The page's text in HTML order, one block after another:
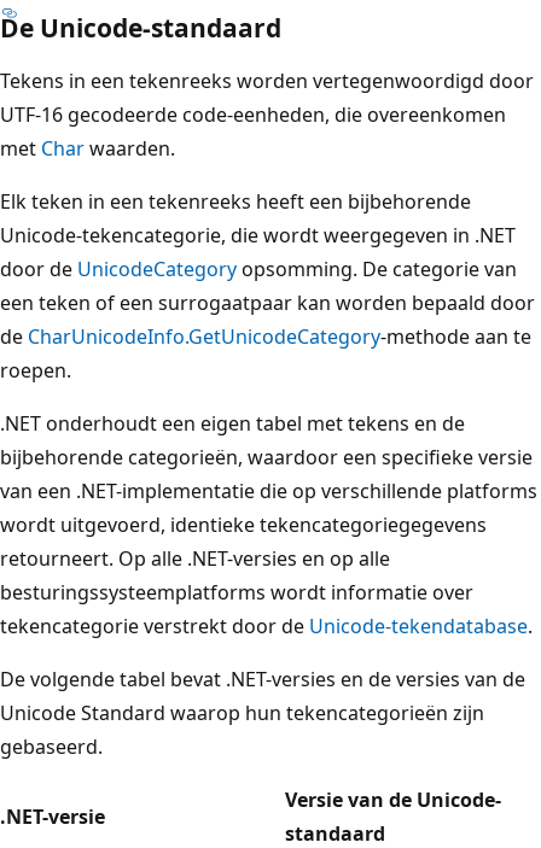
De Unicode-standaard
Tekens in een tekenreeks worden vertegenwoordigd door
UTF-16 gecodeerde code-eenheden, die overeenkomen
met Charwaarden.
Elk teken in een tekenreeks heeft een bijbehorende
Unicode-tekencategorie, die wordt weergegeven in .NET
door de UnicodeCategoryopsomming. De categorie van
een teken of een surrogaatpaar kan worden bepaald door
de CharUnicodeInfo.GetUnicodeCategory-methode aan te
roepen.
.NET onderhoudt een eigen tabel met tekens en de
bijbehorende categorieën, waardoor een specifieke versie
van een .NET-implementatie die op verschillende platforms
wordt uitgevoerd, identieke tekencategoriegegevens
retourneert. Op alle .NET-versies en op alle
besturingssysteemplatforms wordt informatie over
tekencategorie verstrekt door de Unicode-tekendatabase.
De volgende tabel bevat .NET-versies en de versies van de
Unicode Standard waarop hun tekencategorieën zijn
gebaseerd.
.NET-versie
Versie van de Unicode-
standaard